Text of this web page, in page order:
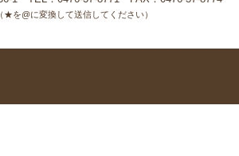
（★を@に変換して送信してください）